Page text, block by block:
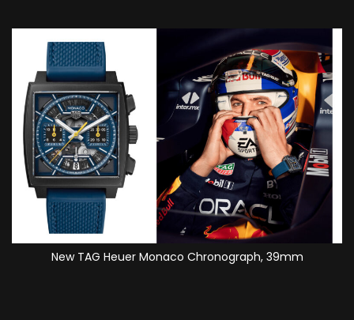
New TAG Heuer Monaco Chronograph, 39mm